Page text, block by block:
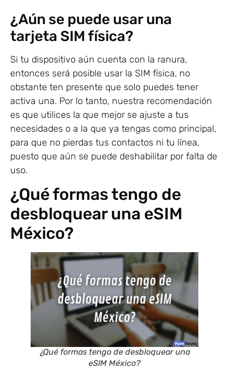
¿Aún se puede usar una
tarjeta SIM física?
Si tu dispositivo aún cuenta con la ranura,
entonces será posible usar la SIM física, no
obstante ten presente que solo puedes tener
activa una. Por lo tanto, nuestra recomendación
es que utilices la que mejor se ajuste a tus
necesidades o a la que ya tengas como principal,
para que no pierdas tus contactos ni tu línea,
puesto que aún se puede deshabilitar por falta de
uso.
¿Qué formas tengo de
desbloquear una eSIM
México?
¿Qué formas tengo de desbloquear una
eSIM México?